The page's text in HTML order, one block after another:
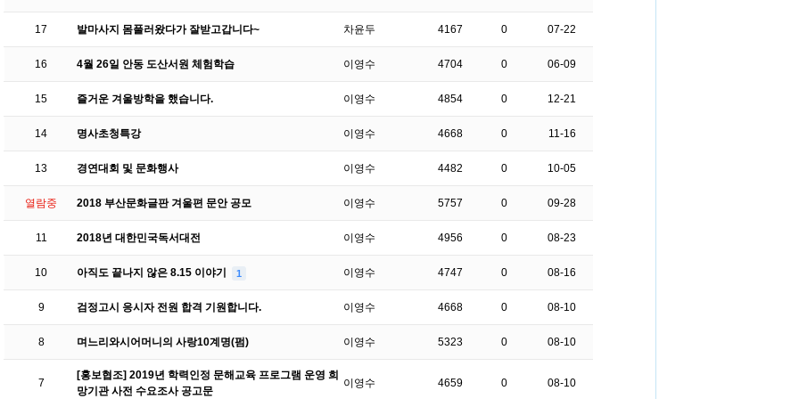
17 발마사지 몸풀러왔다가 잘받고갑니다~ 차윤두 4167 0 07-22
16 4월 26일 안동 도산서원 체험학습 이영수 4704 0 06-09
15 즐거운 겨울방학을 했습니다. 이영수 4854 0 12-21
14 명사초청특강 이영수 4668 0 11-16
13 경연대회 및 문화행사 이영수 4482 0 10-05
열람중 2018 부산문화글판 겨울편 문안 공모 이영수 5757 0 09-28
11 2018년 대한민국독서대전 이영수 4956 0 08-23
10 아직도 끝나지 않은 8.15 이야기 1 이영수 4747 0 08-16
9 검정고시 응시자 전원 합격 기원합니다. 이영수 4668 0 08-10
8 며느리와시어머니의 사랑10계명(펌) 이영수 5323 0 08-10
7
[홍보협조] 2019년 학력인정 문해교육 프로그램 운영 희
망기관 사전 수요조사 공고문
이영수 4659 0 08-10